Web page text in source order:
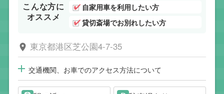
こんな方に
オススメ
自家用車を利用したい方
貸切斎場でお別れしたい方
東京都港区芝公園4-7-35
交通機関、お車でのアクセス方法について